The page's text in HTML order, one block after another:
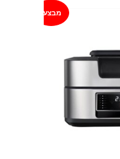
מבצע!